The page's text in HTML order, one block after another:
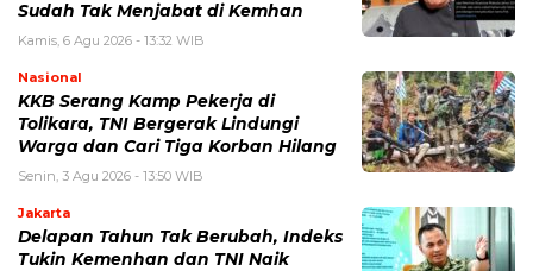
Sudah Tak Menjabat di Kemhan
Kamis, 6 Agu 2026 - 13:32 WIB
Nasional
KKB Serang Kamp Pekerja di
Tolikara, TNI Bergerak Lindungi
Warga dan Cari Tiga Korban Hilang
Senin, 3 Agu 2026 - 13:50 WIB
Jakarta
Delapan Tahun Tak Berubah, Indeks
Tukin Kemenhan dan TNI Naik